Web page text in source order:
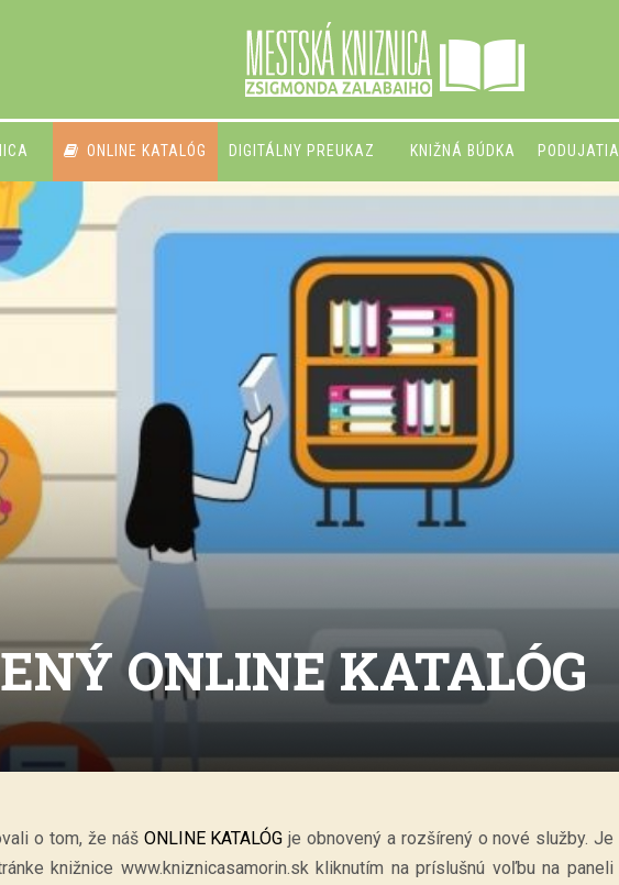
ONLINE KATALÓG DIGITÁLNY PREUKAZ KNIŽNÁ BÚDKA PODUJATIA
ONLINE KATALÓG
o tom, že náš ONLINE KATALÓG je obnovený a rozšírený o nové služby. Je
knižnice www.kniznicasamorin.sk kliknutím na príslušnú voľbu na paneli